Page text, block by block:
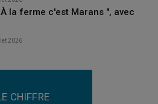
la ferme c'est Marans ", avec
2026
CHIFFRE